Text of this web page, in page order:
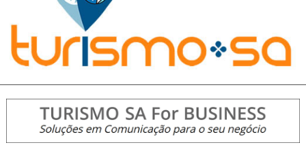
DESTINOS INTERNACIONAIS
CITY BREAK
TURISMO E MERCADO
EVENTOS
HOTELARIA